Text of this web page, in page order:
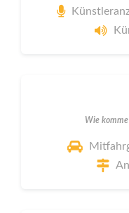
Wie komme